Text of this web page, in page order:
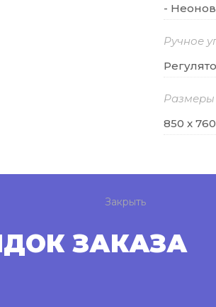
-
Ручное
850 x
Закрыть
ЗАКАЗА